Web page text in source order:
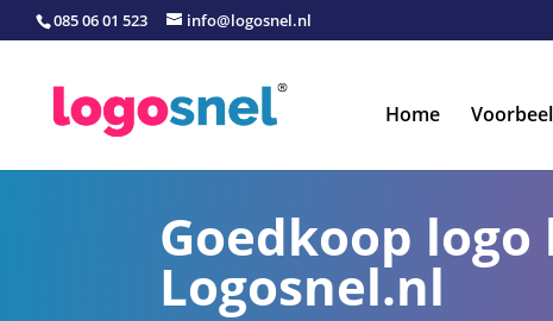
085 06 01 523 info@logosnel.nl
Home
Goedkoop
Logosnel.nl